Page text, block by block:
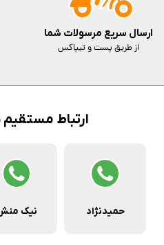
ارتباط مستقیم
حمیدنژاد نیک
ارسال سریع مرسولات شما
از طریق پست و تیپاکس